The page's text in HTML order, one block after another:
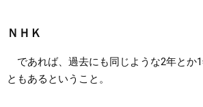
ＮＨＫ
であれば、過去にも同じような2年とか
ともあるということ。